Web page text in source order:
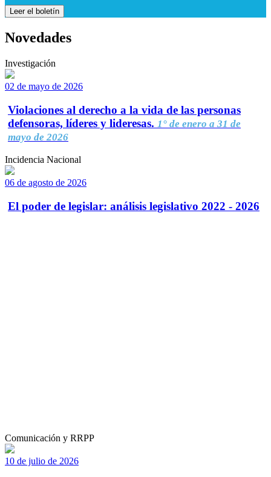
Leer el boletín
Novedades
Investigación
02 de mayo de 2026
Violaciones al derecho a la vida de las personas
defensoras, líderes y lideresas. 1° de enero a 31 de
mayo de 2026
Incidencia Nacional
06 de agosto de 2026
El poder de legislar: análisis legislativo 2022 - 2026
Comunicación y RRPP
10 de julio de 2026